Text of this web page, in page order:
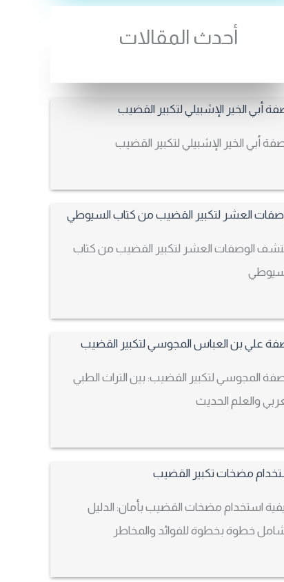
أحدث المقالات
أبي الخير الإشبيلي لتكبير القضيب
الوصفات العشر لتكبير القضيب من كتاب
المجوسي لتكبير القضيب: بين التراث الطبي
والعلم الحديث
استخدام مضخات القضيب بأمان: الدليل
خطوة بخطوة للفوائد والمخاطر